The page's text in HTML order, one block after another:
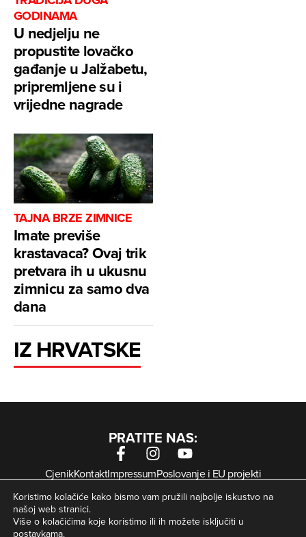
GODINAMA
U nedjelju ne
propustite lovačko
gađanje u Jalžabetu,
pripremljene su i
vrijedne nagrade
TAJNA BRZE ZIMNICE
Imate previše
krastavaca? Ovaj trik
pretvara ih u ukusnu
zimnicu za samo dva
dana
IZ HRVATSKE
PRATITE NAS:
CjenikKontaktImpressumPoslovanje i EU projekti
Arhiva digitalnih novina
Uvjeti korištenjaZaštita privatnosti
Kolačići
© Zagorje International – Sva prava pridržana | Developed
Koristimo kolačiće kako bismo vam pružili najbolje iskustvo na
našoj web stranici.
Više o kolačićima koje koristimo ili ih možete isključiti u
postavkama.